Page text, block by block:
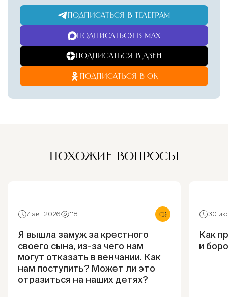
ПОДПИСАТЬСЯ В ТЕЛЕГРАМ
ПОДПИСАТЬСЯ В MAX
ПОДПИСАТЬСЯ В ДЗЕН
ПОДПИСАТЬСЯ В ОК
ПОХОЖИЕ ВОПРОСЫ
7 авг 2026 118
Я вышла замуж за крестного
своего сына, из-за чего нам
могут отказать в венчании. Как
нам поступить? Может ли это
отразиться на наших детях?
30
Как
и